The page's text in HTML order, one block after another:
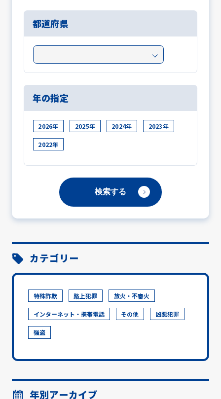
都道府県
年の指定
2026年 2025年 2024年 2023年
2022年
カテゴリー
特殊詐欺 路上犯罪 放火・不審火
インターネット・携帯電話 その他 凶悪犯罪
強盗
年別アーカイブ